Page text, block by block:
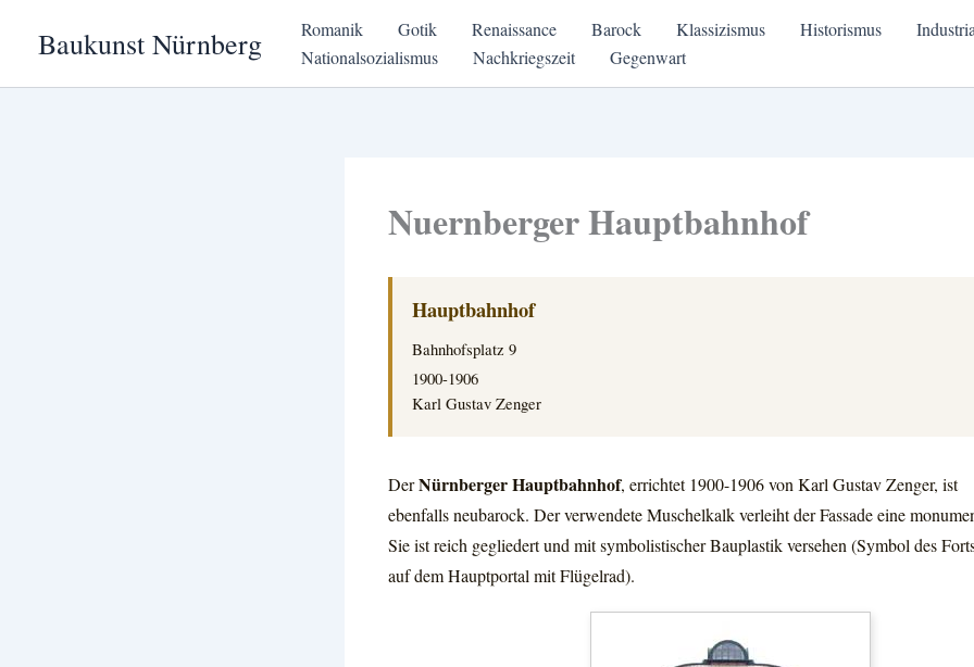
Baukunst Nürnberg Romanik Gotik Renaissance Barock Klassizismus Historismus
Nationalsozialismus
Nachkriegszeit Gegenwart
Nuernberger Hauptbahnhof
Hauptbahnhof
Bahnhofsplatz 9
1900-1906
Karl Gustav Zenger
DerNürnberger Hauptbahnhof, errichtet 1900-1906 von Karl Gustav Zenger, ist
ebenfalls neubarock. Der verwendete Muschelkalk verleiht der Fassade eine
Sie ist reich gegliedert und mit symbolistischer Bauplastik versehen (Symbol des
auf dem Hauptportal mit Flügelrad).